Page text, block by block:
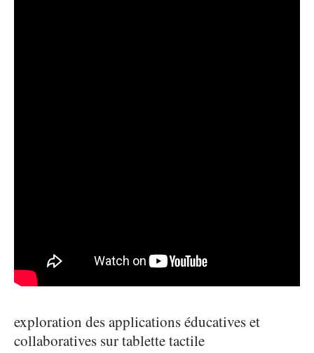
exploration des applications éducatives et
collaboratives sur tablette tactile